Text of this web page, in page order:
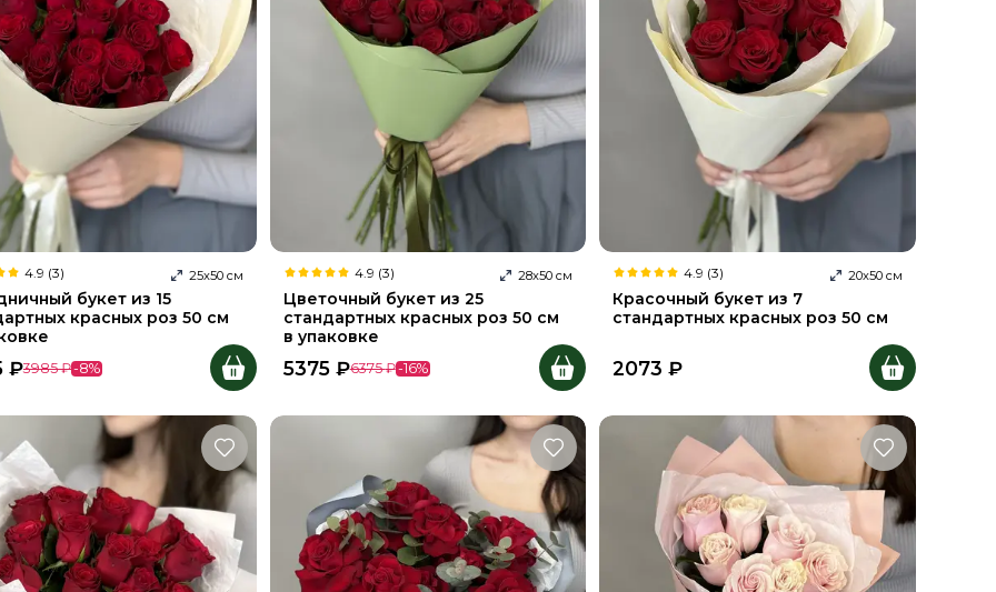
4.9 (3) 25х50см
букет из 15
красных роз 50 см
₽3985 ₽-8%
4.9 (3) 28х50 см
Цветочный букет из 25
стандартных красных роз 50 см
в упаковке
5375 ₽6375 ₽-16%
4.9 (3) 20х50см
Красочный букет из 7
стандартных красных роз 50 см
2073 ₽